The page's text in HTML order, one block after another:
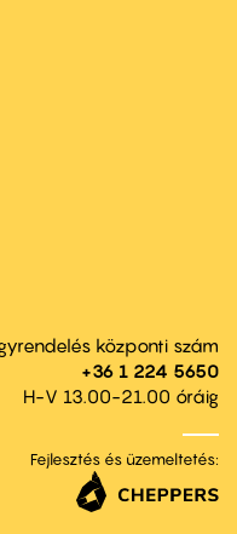
központi szám
+36 1 224 5650
H-V 13.00-21.00 óráig
Fejlesztés és üzemeltetés: